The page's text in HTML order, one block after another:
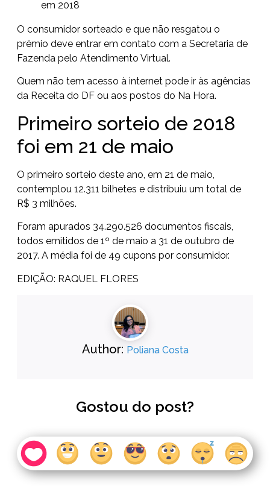
em 2018
O consumidor sorteado e que não resgatou o
prêmio deve entrar em contato com a Secretaria de
Fazenda pelo Atendimento Virtual.
Quem não tem acesso à internet pode ir às agências
da Receita do DF ou aos postos do Na Hora.
Primeiro sorteio de 2018
foi em 21 de maio
O primeiro sorteio deste ano, em 21 de maio,
contemplou 12.311 bilhetes e distribuiu um total de
R$ 3 milhões.
Foram apurados 34.290.526 documentos fiscais,
todos emitidos de 1º de maio a 31 de outubro de
2017. A média foi de 49 cupons por consumidor.
EDIÇÃO: RAQUEL FLORES
Author: Poliana Costa
Gostou do post?